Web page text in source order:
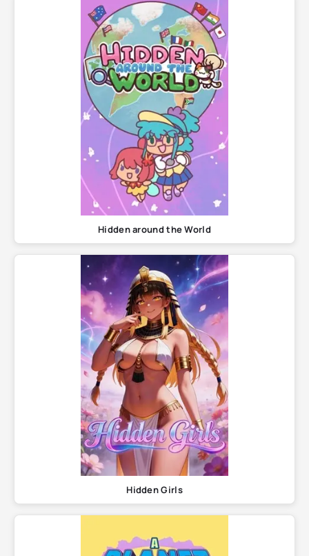
Hidden around the World
Hidden Girls